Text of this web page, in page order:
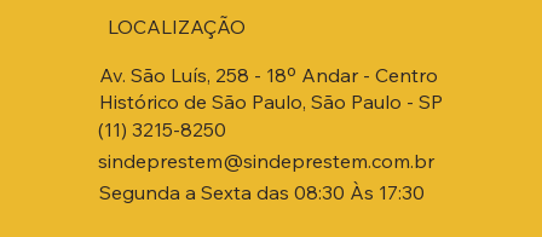
Av. São Luís, 258 - 18º Andar - Centro
Histórico de São Paulo, São Paulo - SP
(11) 3215-8250
sindeprestem@sindeprestem.com.br
Segunda a Sexta das 08:30 Às 17:30
LOCALIZAÇÃO